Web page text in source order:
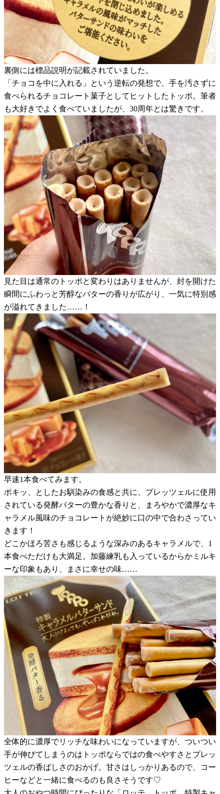
裏側には標品説明が記載されていました。
「チョコを中に入れる」という逆転の発想で、手を汚さずに
食べられるチョコレート菓子としてヒットしたトッポ。筆者
も大好きでよく食べていましたが、30周年とは驚きです。
見た目は通常のトッポと変わりはありませんが、封を開けた
瞬間にふわっと芳醇なバターの香りが広がり、一気に特別感
が溢れてきました……！
早速1本食べてみます。
ポキッ、としたお馴染みの食感と共に、プレッツェルに使用
されている発酵バターの豊かな香りと、まろやかで濃厚なキ
ャラメル風味のチョコレートが絶妙に口の中で合わさってい
きます！
どこかほろ苦さも感じるような深みのあるキャラメルで、1
本食べただけも大満足。加藤練乳も入っているからかミルキ
ーな印象もあり、まさに幸せの味……
全体的に濃厚でリッチな味わいになっていますが、ついつい
手が伸びてしまうのはトッポならではの食べやすさとプレッ
ツェルの香ばしさのおかげ。甘さはしっかりあるので、コー
ヒーなどと一緒に食べるのも良さそうです♡